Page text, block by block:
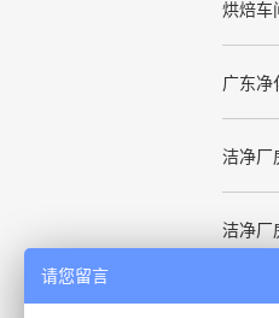
烘焙车
广东净
洁净厂
请您留言